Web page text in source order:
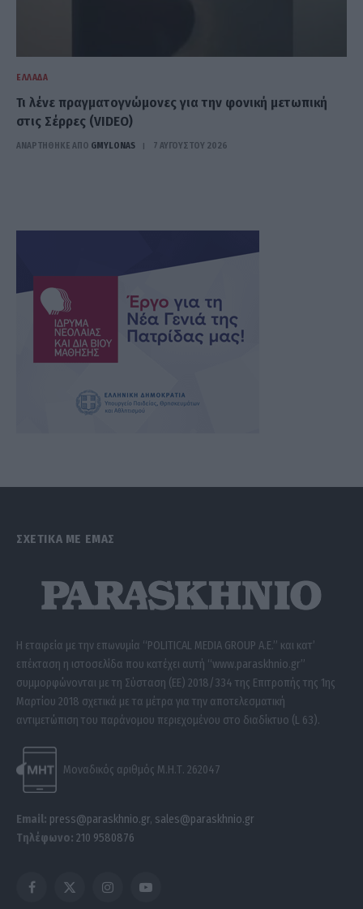
ΕΛΛΆΔΑ
Τι λένε πραγματογνώμονες για την φονική μετωπική
στις Σέρρες (VIDEO)
ΑΝΑΡΤΗΘΗΚΕ ΑΠΟ GMYLONAS 7 ΑΥΓΟΎΣΤΟΥ 2026
ΣΧΕΤΙΚΑ ΜΕ ΕΜΑΣ
Η εταιρεία με την επωνυμία “POLITICAL MEDIA GROUP A.E.” και κατ’
επέκταση η ιστοσελίδα που κατέχει αυτή “www.paraskhnio.gr”
συμμορφώνονται με τη Σύσταση (ΕΕ) 2018/334 της Επιτροπής της 1ης
Μαρτίου 2018 σχετικά με τα μέτρα για την αποτελεσματική
αντιμετώπιση του παράνομου περιεχομένου στο διαδίκτυο (L 63).
Μοναδικός αριθμός Μ.Η.Τ. 262047
Email: press@paraskhnio.gr, sales@paraskhnio.gr
Τηλέφωνο: 210 9580876
Facebook
X
InstagramYouTube